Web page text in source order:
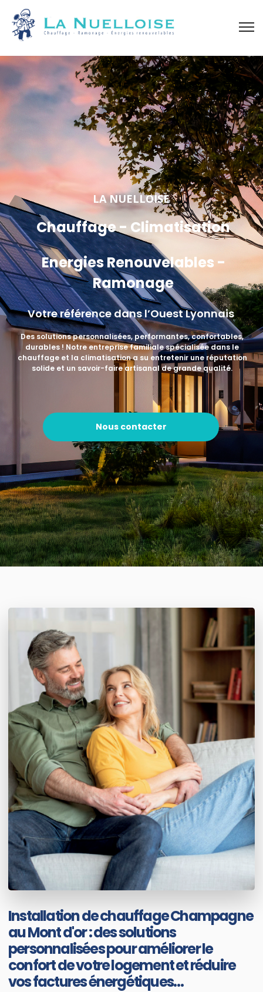
Des solutions personnalisées, performantes, confortables,
durables ! Notre entreprise familiale spécialisée dans le
chauffage et la climatisation a su entretenir une réputation
solide et un savoir-faire artisanal de grande qualité.
LA NUELLOISE
Energies Renouvelables -
Ramonage
Votre référence dans l’Ouest Lyonnais
Nous contacter
Chauffage - Climatisation
Installation de chauffage Champagne
au Mont d'or : des solutions
personnalisées pour améliorer le
confort de votre logement et réduire
vos factures énergétiques…